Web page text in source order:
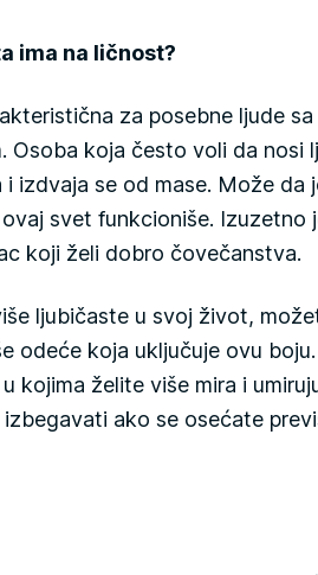
ima na ličnost?
za posebne ljude sa
Osoba koja često voli da nosi
izdvaja se od mase. Može da
svet funkcioniše. Izuzetno
koji želi dobro čovečanstva.
ljubičaste u svoj život,
odeće koja uključuje ovu
kojima želite više mira i
ako se osećate